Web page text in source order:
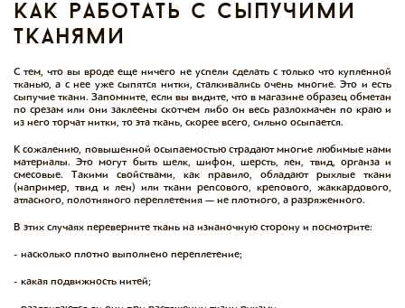
как работать с сыпучими
тканями
С тем, что вы вроде еще ничего не успели сделать с только что купленной
тканью, а с нее уже сыпятся нитки, сталкивались очень многие. Это и есть
сыпучие ткани. Запомните, если вы видите, что в магазине образец обметан
по срезам или они заклеены скотчем либо он весь разлохмачен по краю и
из него торчат нитки, то эта ткань, скорее всего, сильно осыпается.
К сожалению, повышенной осыпаемостью страдают многие любимые нами
материалы. Это могут быть шелк, шифон, шерсть, лен, твид, органза и
смесовые. Такими свойствами, как правило, обладают рыхлые ткани
(например, твид и лен) или ткани репсового, крепового, жаккардового,
атласного, полотняного переплетения — не плотного, а разряженного.
В этих случаях переверните ткань на изнаночную сторону и посмотрите:
- насколько плотно выполнено переплетение;
- какая подвижность нитей;